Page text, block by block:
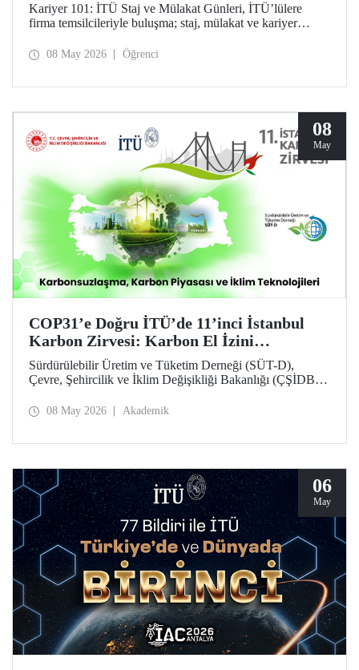
Kariyer 101: İTÜ Staj ve Mülakat Günleri, İTÜ’lülere
firma temsilcileriyle buluşma; staj, mülakat ve kariyer
08 May 2026 Öğrenci
08
May
COP31’e Doğru İTÜ’de 11’inci İstanbul
Karbon Zirvesi: Karbon El İzini
Yükseltenler Öne Çıktı
Sürdürülebilir Üretim ve Tüketim Derneği (SÜT-D),
Çevre, Şehircilik ve İklim Değişikliği Bakanlığı (ÇŞİDB)
11’inci İstanbul Karbon Zirvesi “karbon nötr” olarak
08 May 2026 Akademik
06
May